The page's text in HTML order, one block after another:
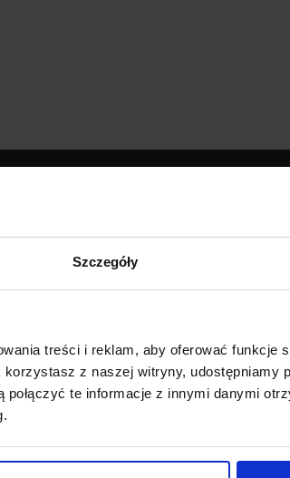
Szczegóły
treści i reklam, aby oferować funkcje
z naszej witryny, udostępniamy
te informacje z innymi danymi
Nie przegap okazji, liczba
*Możesz zrezygnować z
dowolnym momencie.